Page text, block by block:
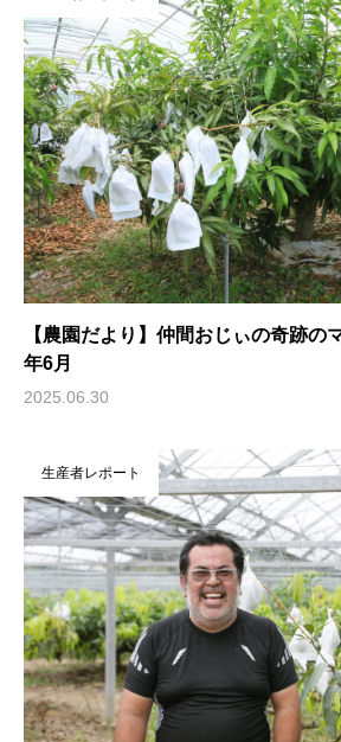
【農園だより】仲間おじぃの奇跡の
年6月
2025.06.30
生産者レポート